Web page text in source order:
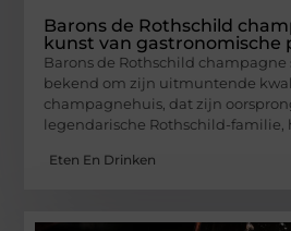
Barons de Rothschild
kunst van gastronomische
Barons de Rothschild
bekend om zijn uitmuntende
champagnehuis, dat zijn
legendarische Rothschild-familie,
Eten En Drinken